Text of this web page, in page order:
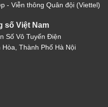
- Viễn thông Quân đội (Viettel)
số Việt Nam
Số Vô Tuyến Điện
Thành Phố Hà Nội